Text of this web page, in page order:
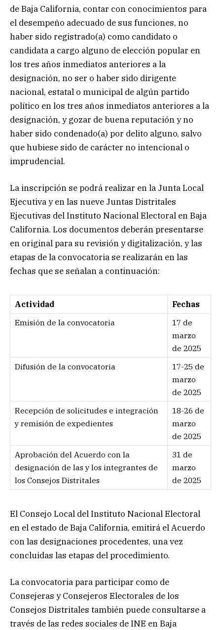
de Baja California, contar con conocimientos para
el desempeño adecuado de sus funciones, no
haber sido registrado(a) como candidato o
candidata a cargo alguno de elección popular en
los tres años inmediatos anteriores a la
designación, no ser o haber sido dirigente
nacional, estatal o municipal de algún partido
político en los tres años inmediatos anteriores a la
designación, y gozar de buena reputación y no
haber sido condenado(a) por delito alguno, salvo
que hubiese sido de carácter no intencional o
imprudencial.
La inscripción se podrá realizar en la Junta Local
Ejecutiva y en las nueve Juntas Distritales
Ejecutivas del Instituto Nacional Electoral en Baja
California. Los documentos deberán presentarse
en original para su revisión y digitalización, y las
etapas de la convocatoria se realizarán en las
fechas que se señalan a continuación:
Actividad
Fechas
Emisión de la convocatoria
17 de
marzo
de 2025
Difusión de la convocatoria
17-25 de
marzo
de 2025
Recepción de solicitudes e integración
y remisión de expedientes
18-26 de
marzo
de 2025
Aprobación del Acuerdo con la
designación de las y los integrantes de
los Consejos Distritales
31 de
marzo
de 2025
El Consejo Local del Instituto Nacional Electoral
en el estado de Baja California, emitirá el Acuerdo
con las designaciones procedentes, una vez
concluidas las etapas del procedimiento.
La convocatoria para participar como de
Consejeras y Consejeros Electorales de los
Consejos Distritales también puede consultarse a
través de las redes sociales de INE en Baja